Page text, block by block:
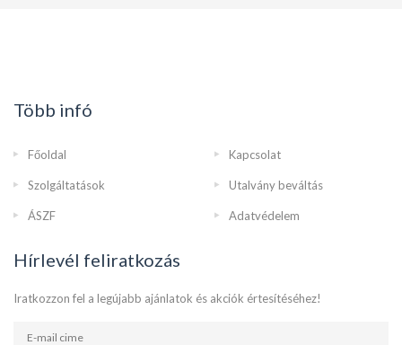
Több infó
Főoldal Kapcsolat
Szolgáltatások Utalvány beváltás
ÁSZF Adatvédelem
Hírlevél feliratkozás
Iratkozzon fel a legújabb ajánlatok és akciók értesítéséhez!